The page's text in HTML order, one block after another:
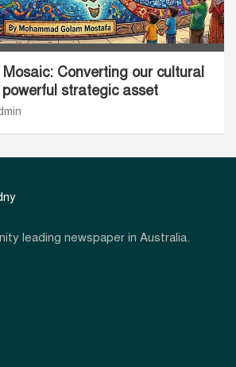
Converting our cultural
strategic asset
leading newspaper in Australia.